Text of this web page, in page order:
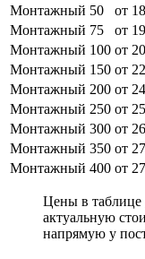
Монтажный 50
от
Монтажный 75
от
Монтажный 100 от
Монтажный 150 от
Монтажный 200 от
Монтажный 250 от
Монтажный 300 от
Монтажный 350 от
Монтажный 400 от
Цены в таблице
актуальную
напрямую у